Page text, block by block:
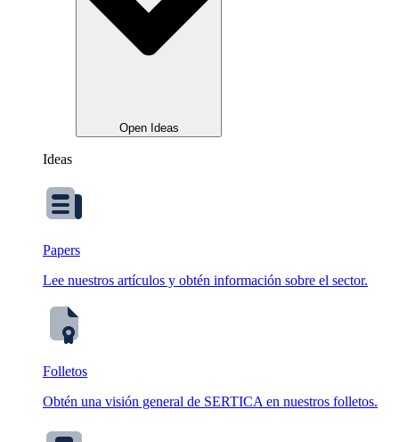
Open Ideas
Ideas
Papers
Lee nuestros artículos y obtén información sobre el sector.
Folletos
Obtén una visión general de SERTICA en nuestros folletos.